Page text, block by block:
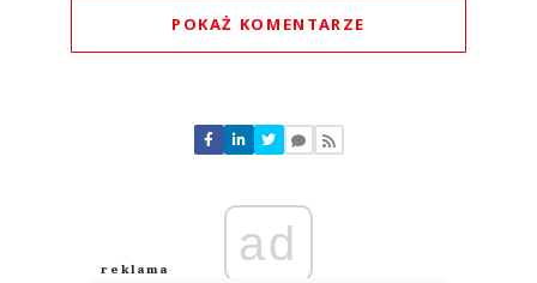
POKAŻ KOMENTARZE
Nie znaleziono komentarzy
Zostaw swoje komentarze
Anuluj
ad